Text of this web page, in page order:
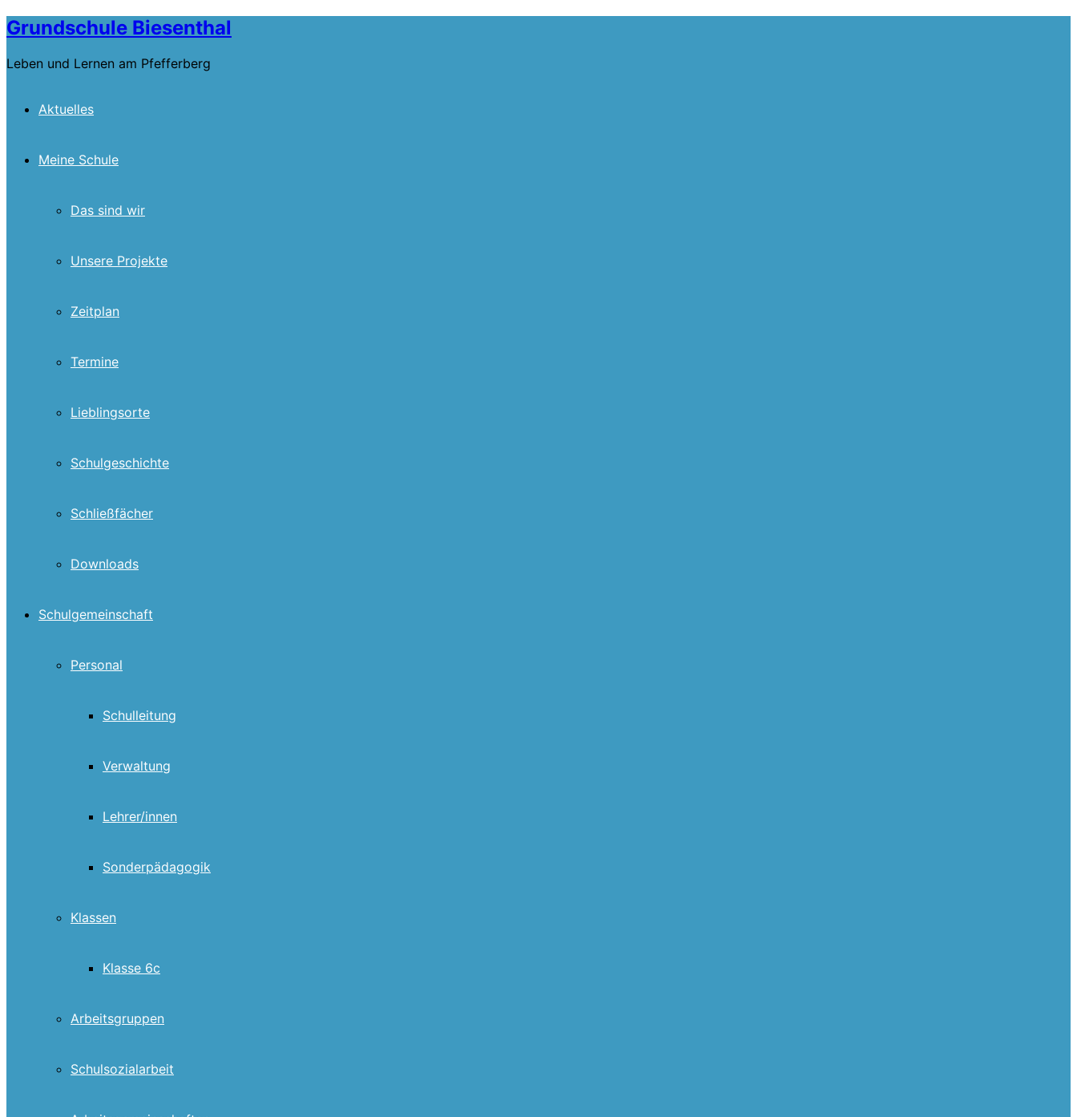
Skip
to
content
Grundschule Biesenthal
Leben und Lernen am Pfefferberg
Aktuelles
Meine Schule
Das sind wir
Unsere Projekte
Zeitplan
Termine
Lieblingsorte
Schulgeschichte
Schließfächer
Downloads
Schulgemeinschaft
Personal
Schulleitung
Verwaltung
Lehrer/innen
Sonderpädagogik
Klassen
Klasse 6c
Arbeitsgruppen
Schulsozialarbeit